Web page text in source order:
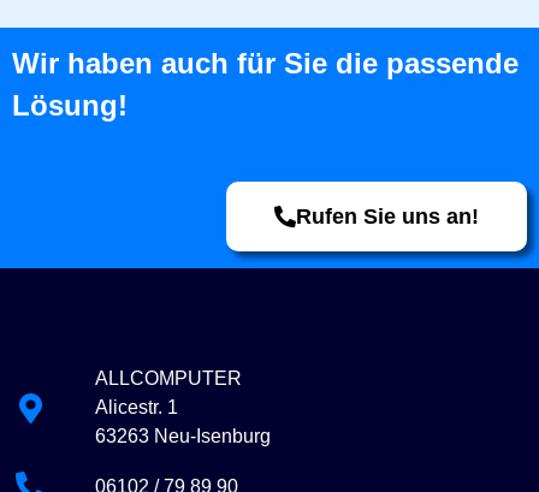
Wir haben auch für Sie die passende
Lösung!
Rufen Sie uns an!
ALLCOMPUTER
Alicestr. 1
63263 Neu-Isenburg
06102 / 79 89 90